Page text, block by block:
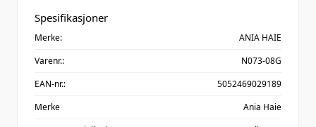
Spesifikasjoner
Merke:
ANIA HAIE
Varenr.:
N073-08G
EAN-nr.:
5052469029189
Merke
Ania Haie